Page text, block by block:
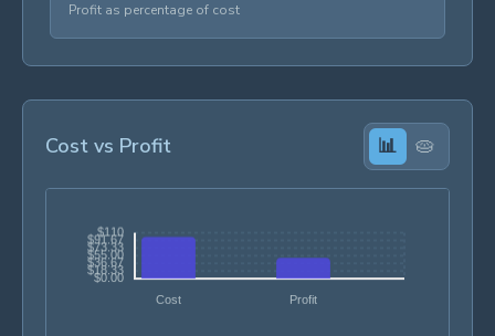
Profit as percentage of cost
Cost vs Profit 📊 🥧